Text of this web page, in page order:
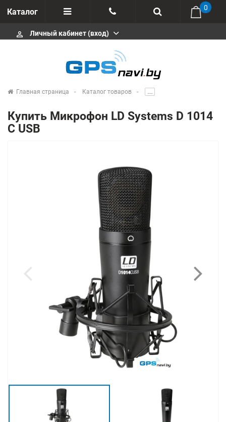
Каталог
Отзывы
+375 291646666
msa333
info@gpsnavi.by
0
perm_identity Личный кабинет (вход)
Главная страница Каталог товаров .....
Купить Микрофон LD Systems D 1014
C USB